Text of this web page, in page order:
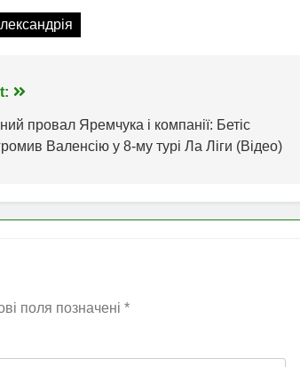
провал Яремчука і компанії: Бетіс
Валенсію у 8-му турі Ла Ліги (Відео)
поля позначені *